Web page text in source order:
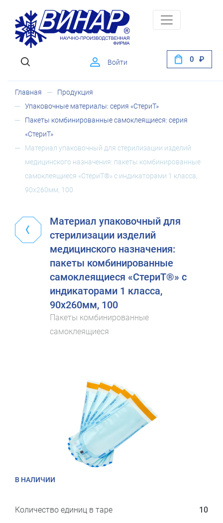
Войти 0
Главная
Продукция
Упаковочные материалы: серия «СтериТ»
Пакеты комбинированные самоклеящиеся: серия
«СтериТ»
Материал упаковочный для стерилизации изделий
медицинского назначения: пакеты комбинированные
самоклеящиеся «СтериТ®» с индикаторами 1 класса,
90х260мм, 100
Материал упаковочный для
стерилизации изделий
медицинского назначения:
пакеты комбинированные
самоклеящиеся «СтериТ®» с
индикаторами 1 класса,
90х260мм, 100
Пакеты комбинированные
самоклеящиеся
В НАЛИЧИИ
Количество единиц в таре 10